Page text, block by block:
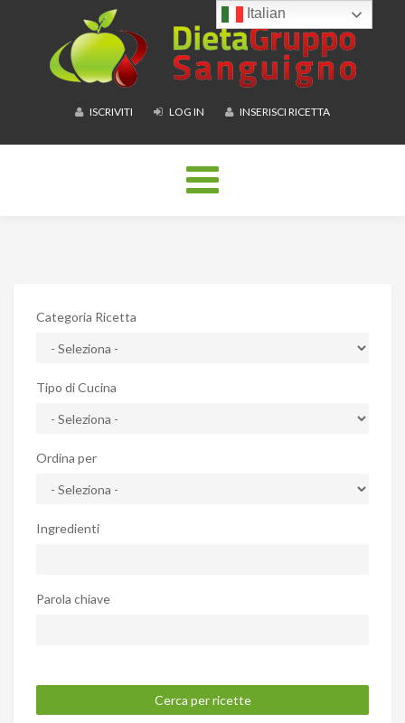
ISCRIVITI LOG IN INSERISCI RICETTA
Toggle
navigation
Categoria Ricetta
Tipo di Cucina
Ordina per
Ingredienti
Parola chiave
Cerca per ricette
Italian